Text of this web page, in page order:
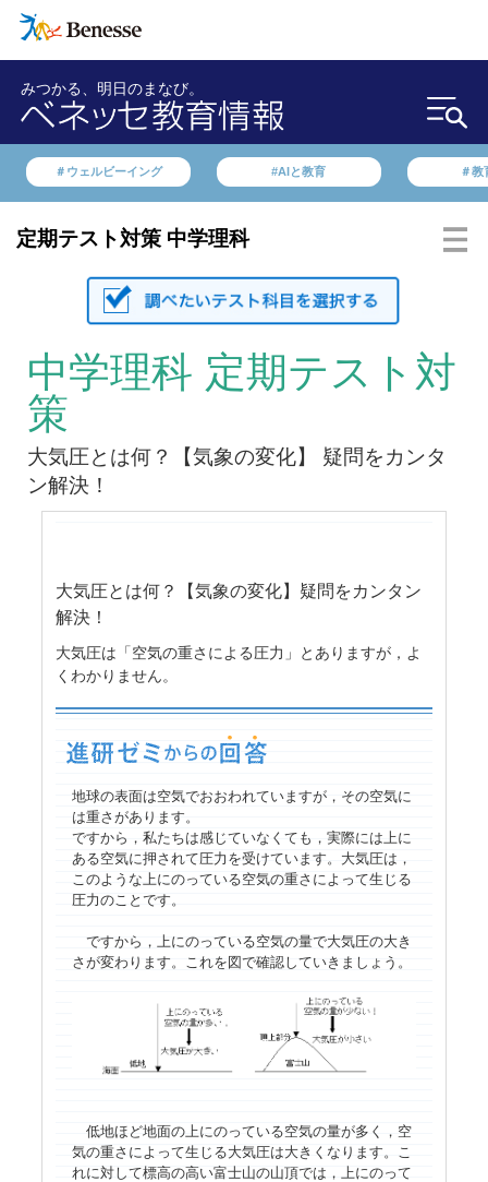
みつかる、明日のまなび。
＃ウェルビーイング #AIと教育 ＃教
定期テスト対策 中学理科
中学理科 定期テスト対
策
大気圧とは何？【気象の変化】 疑問をカンタ
ン解決！
大気圧とは何？【気象の変化】疑問をカンタン
解決！
大気圧は「空気の重さによる圧力」とありますが，よ
くわかりません。
地球の表面は空気でおおわれていますが，その空気に
は重さがあります。
ですから，私たちは感じていなくても，実際には上に
ある空気に押されて圧力を受けています。大気圧は，
このような上にのっている空気の重さによって生じる
圧力のことです。
ですから，上にのっている空気の量で大気圧の大き
さが変わります。これを図で確認していきましょう。
低地ほど地面の上にのっている空気の量が多く，空
気の重さによって生じる大気圧は大きくなります。こ
れに対して標高の高い富士山の山頂では，上にのって